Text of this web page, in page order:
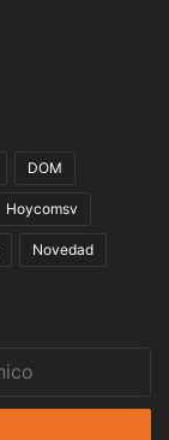
DOM
Hoycomsv
Novedad